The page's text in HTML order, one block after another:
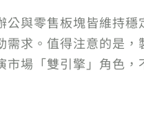
公與零售板塊皆維持
需求。值得注意的是
市場「雙引擎」角色